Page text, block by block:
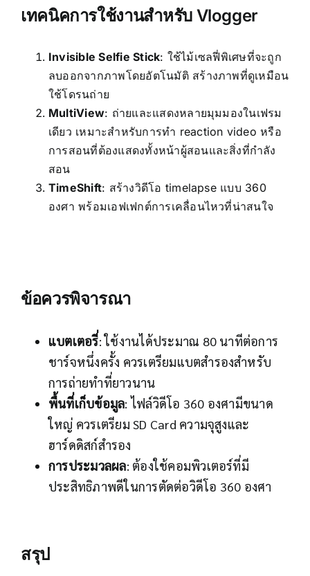
เทคนิคการใช้งานสำหรับ Vlogger
Invisible Selfie Stick: ใช้ไม้เซลฟี่พิเศษที่จะถูก
ลบออกจากภาพโดยอัตโนมัติ สร้างภาพที่ดูเหมือน
ใช้โดรนถ่าย
MultiView: ถ่ายและแสดงหลายมุมมองในเฟรม
เดียว เหมาะสำหรับการทำ reaction video หรือ
การสอนที่ต้องแสดงทั้งหน้าผู้สอนและสิ่งที่กำลัง
สอน
TimeShift: สร้างวิดีโอ timelapse แบบ 360
องศา พร้อมเอฟเฟกต์การเคลื่อนไหวที่น่าสนใจ
ข้อควรพิจารณา
แบตเตอรี่: ใช้งานได้ประมาณ 80 นาทีต่อการ
ชาร์จหนึ่งครั้ง ควรเตรียมแบตสำรองสำหรับ
การถ่ายทำที่ยาวนาน
พื้นที่เก็บข้อมูล: ไฟล์วิดีโอ 360 องศามีขนาด
ใหญ่ ควรเตรียม SD Card ความจุสูงและ
ฮาร์ดดิสก์สำรอง
การประมวลผล: ต้องใช้คอมพิวเตอร์ที่มี
ประสิทธิภาพดีในการตัดต่อวิดีโอ 360 องศา
สรุป